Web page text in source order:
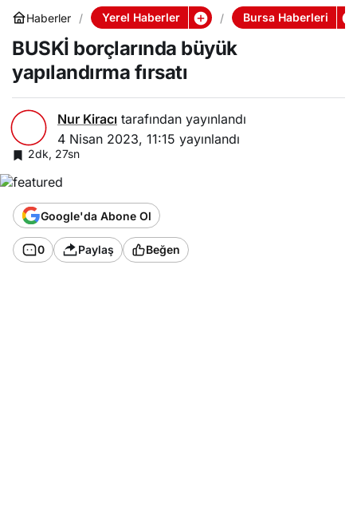
Haberler Yerel Haberler Bursa Haberleri
BUSKİ borçlarında büyük
yapılandırma fırsatı
Nur Kiracı tarafından yayınlandı
4 Nisan 2023, 11:15 yayınlandı
2dk, 27sn
Google'da Abone Ol
0 Paylaş Beğen